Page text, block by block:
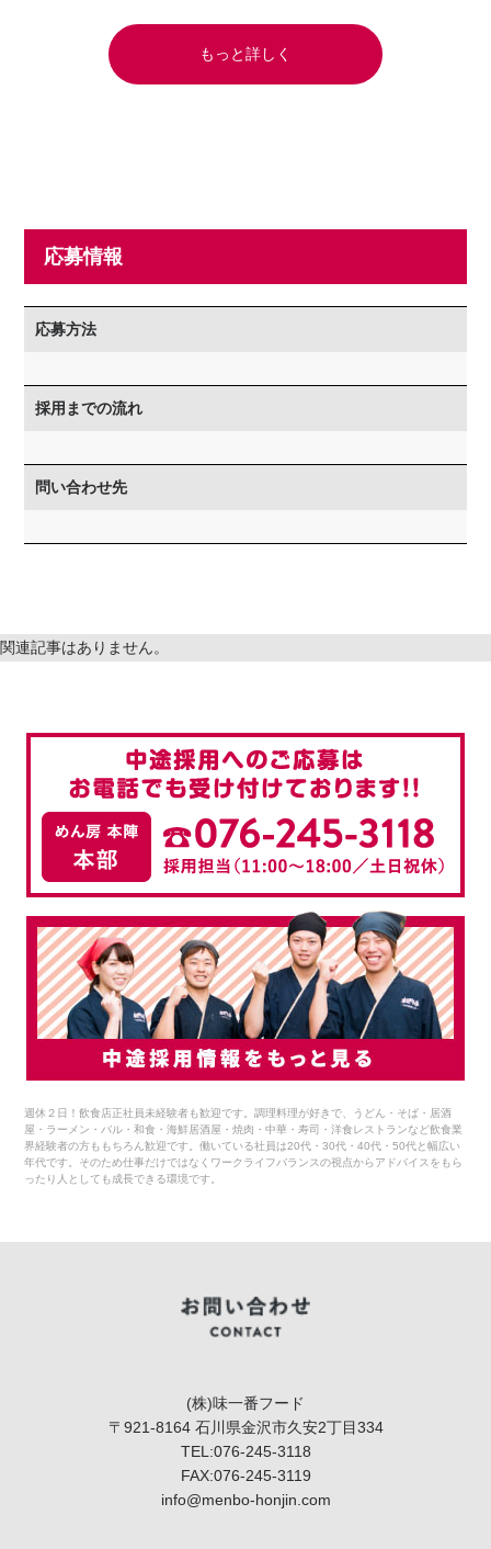
応募情報
応募方法
採用までの流れ
問い合わせ先
関連記事はありません。
週休２日！飲食店正社員未経験者も歓迎です。調理料理が好きで、うどん・そば・居酒
屋・ラーメン・バル・和食・海鮮居酒屋・焼肉・中華・寿司・洋食レストランなど飲食業
界経験者の方ももちろん歓迎です。働いている社員は20代・30代・40代・50代と幅広い
年代です。そのため仕事だけではなくワークライフバランスの視点からアドバイスをもら
ったり人としても成長できる環境です。
(株)味一番フード
〒921-8164 石川県金沢市久安2丁目334
TEL:076-245-3118
FAX:076-245-3119
info@menbo-honjin.com